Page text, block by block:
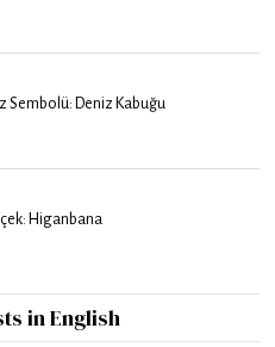
Sembolü: Deniz Kabuğu
Higanbana
in English